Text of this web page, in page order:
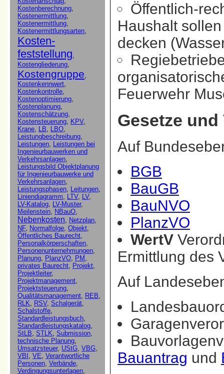
Öffentlich-
Haushalt
decken
Feuerwehr
Gesetze
Auf
BGB
BauGB
BauNVO
PlanzVO
WertV
Ermittlung des
Auf
Bauantrag und